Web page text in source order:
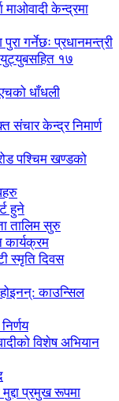
माओवादी केन्द्रमा
गर्नेछः प्रधानमन्त्री
१७
धाँधली
संचार केन्द्र निमार्ण
पश्चिम खण्डको
हुने
तालिम सुरु
कार्यक्रम
स्मृति दिवस
काउन्सिल
विशेष अभियान
प्रमुख रूपमा